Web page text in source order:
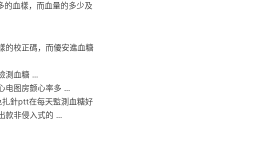
的血樣，而血量的多少及
的校正碼，而優安進血糖
測血糖 ...
电图房颤心率多 ...
針ptt在每天監測血糖好
款非侵入式的 ...